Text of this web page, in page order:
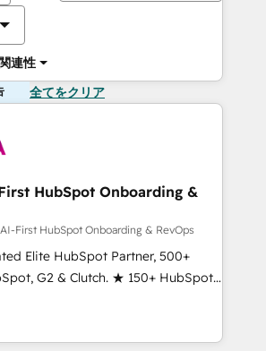
連性
全てをクリア
HubSpot Onboarding &
First HubSpot Onboarding & RevOps
Elite HubSpot Partner, 500+
G2 & Clutch. ★ 150+ HubSpot
& Trainers across the team ★
across five continents ★ AI-
Onboarding obsessed ★